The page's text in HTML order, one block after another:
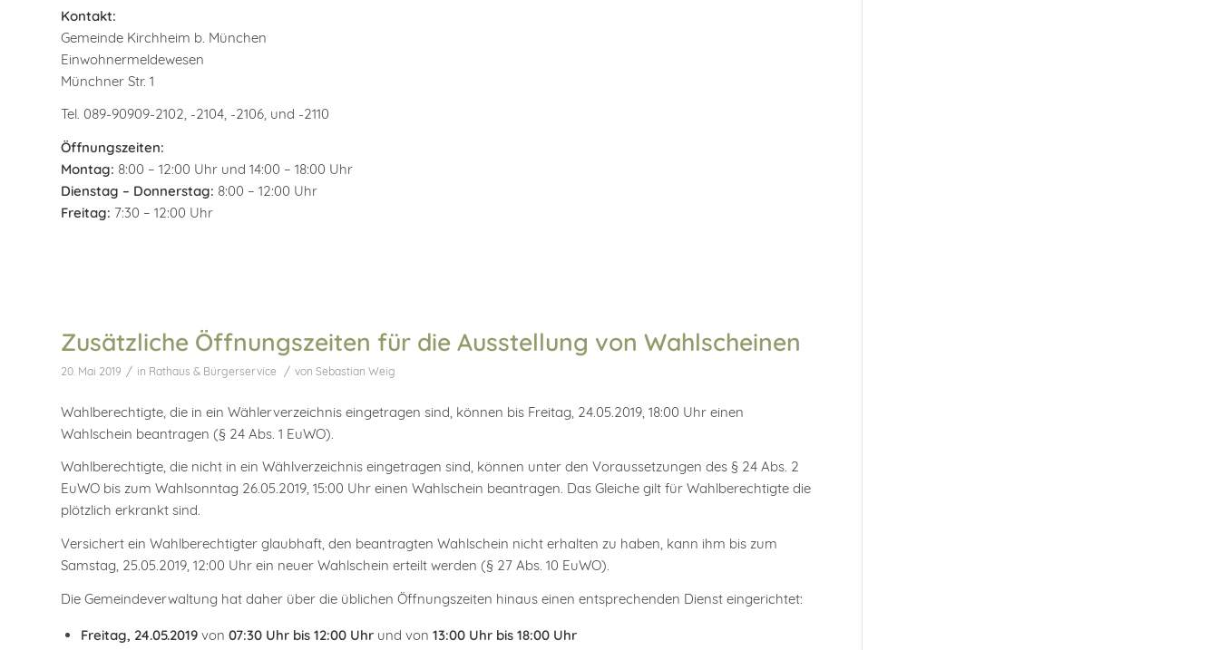
Kontakt:
Gemeinde Kirchheim b. München
Einwohnermeldewesen
Münchner Str. 1
Tel. 089-90909-2102, -2104, -2106, und -2110
Öffnungszeiten:
Montag: 8:00 – 12:00 Uhr und 14:00 – 18:00 Uhr
Dienstag – Donnerstag: 8:00 – 12:00 Uhr
Freitag: 7:30 – 12:00 Uhr
Zusätzliche Öffnungszeiten für die Ausstellung von Wahlscheinen
20. Mai 2019 / in Rathaus & Bürgerservice / von Sebastian Weig
Wahlberechtigte, die in ein Wählerverzeichnis eingetragen sind, können bis Freitag, 24.05.2019, 18:00 Uhr einen
Wahlschein beantragen (§ 24 Abs. 1 EuWO).
Wahlberechtigte, die nicht in ein Wählverzeichnis eingetragen sind, können unter den Voraussetzungen des § 24 Abs. 2
EuWO bis zum Wahlsonntag 26.05.2019, 15:00 Uhr einen Wahlschein beantragen. Das Gleiche gilt für Wahlberechtigte die
plötzlich erkrankt sind.
Versichert ein Wahlberechtigter glaubhaft, den beantragten Wahlschein nicht erhalten zu haben, kann ihm bis zum
Samstag, 25.05.2019, 12:00 Uhr ein neuer Wahlschein erteilt werden (§ 27 Abs. 10 EuWO).
Die Gemeindeverwaltung hat daher über die üblichen Öffnungszeiten hinaus einen entsprechenden Dienst eingerichtet:
Freitag, 24.05.2019 von 07:30 Uhr bis 12:00 Uhr und von 13:00 Uhr bis 18:00 Uhr